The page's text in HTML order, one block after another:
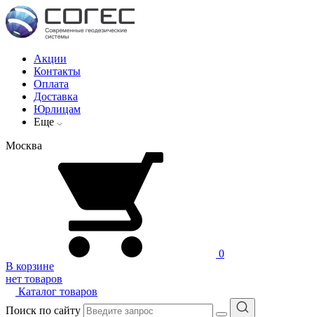
Акции
Контакты
Оплата
Доставка
Юрлицам
Еще
Москва
0
В корзине
нет товаров
Каталог товаров
Поиск по сайту